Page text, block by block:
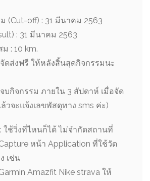
(Cut-off) : 31 มีนาคม 2563
: 31 มีนาคม 2563
: 10 km.
จัดส่งฟรี ให้หลังสิ้นสุดกิจกรรมนะ
บกิจกรรม ภายใน 3 สัปดาห์ เมื่อจัด
วจะแจ้งเลขพัสดุทาง sms ค่ะ)
ใช้วิ่งที่ไหนก็ได้ ไม่จำกัดสถานที่
หน้า Application ที่ใช้วัด
เช่น
Amazfit Nike strava ให้